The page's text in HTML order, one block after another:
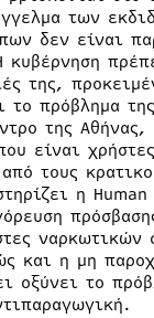
των
δεν είναι
της,
το πρόβλημα
της Αθήνας,
είναι
τους
η
ναρκωτικών
και η μη
οξύνει το